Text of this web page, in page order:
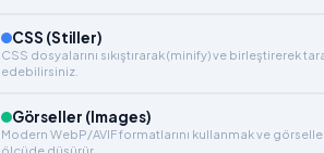
CSS (Stiller)
CSS dosyalarını sıkıştırarak (minify) ve birleştirerek
edebilirsiniz.
Görseller (Images)
Modern WebP/AVIF formatlarını kullanmak ve